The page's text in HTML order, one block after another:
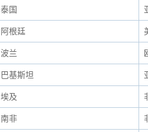
泰国
阿根廷
波兰
巴基斯坦
埃及
南非